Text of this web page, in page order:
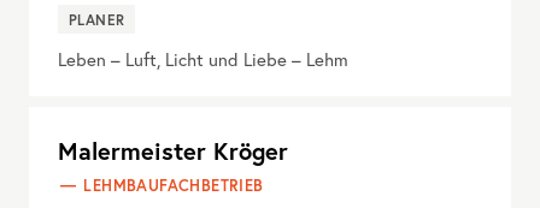
PLANER
Leben – Luft, Licht und Liebe – Lehm
Malermeister Kröger
LEHMBAUFACHBETRIEB